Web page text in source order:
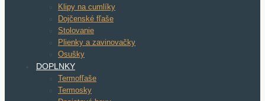
Klipy na cumlíky
Dojčenské fľaše
Stolovanie
Plienky a zavinovačky
Osušky
DOPLNKY
Termofľaše
Termosky